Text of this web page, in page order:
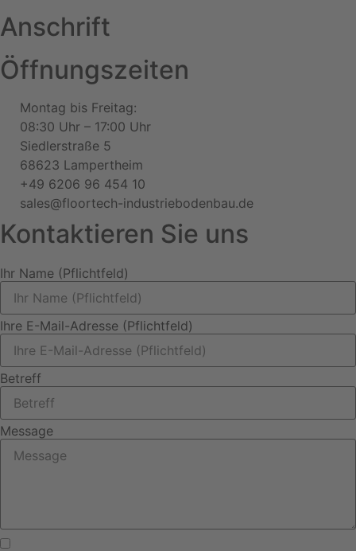
Mehr Informationen
Akzeptieren
Consent Management
Platform&eRecht24
Anschrift
Öffnungszeiten
Montag bis Freitag:
08:30 Uhr – 17:00 Uhr
Siedlerstraße 5
68623 Lampertheim
+49 6206 96 454 10
sales@floortech-industriebodenbau.de
Kontaktieren Sie uns
Ihr Name (Pflichtfeld)
Ihre E-Mail-Adresse (Pflichtfeld)
Betreff
Message